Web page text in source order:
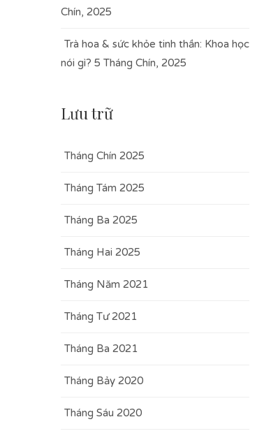
Chín, 2025
Trà hoa & sức khỏe tinh thần: Khoa học
nói gì? 5 Tháng Chín, 2025
Lưu trữ
Tháng Chín 2025
Tháng Tám 2025
Tháng Ba 2025
Tháng Hai 2025
Tháng Năm 2021
Tháng Tư 2021
Tháng Ba 2021
Tháng Bảy 2020
Tháng Sáu 2020